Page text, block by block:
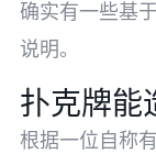
确实有一些基
说明。
扑克牌能
根据一位自称